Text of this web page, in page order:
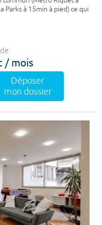
Parks à 15min à pied) ce qui
/ mois
Déposer
mon dossier